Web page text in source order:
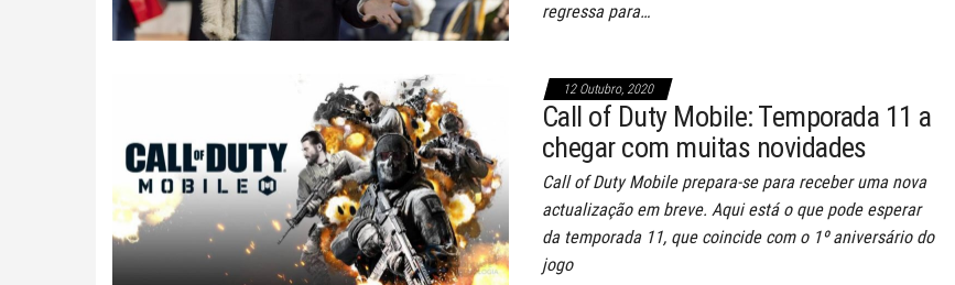
regressa para…
12 Outubro, 2020
Call of Duty Mobile: Temporada 11 a
chegar com muitas novidades
Call of Duty Mobile prepara-se para receber uma nova
actualização em breve. Aqui está o que pode esperar
da temporada 11, que coincide com o 1º aniversário do
jogo